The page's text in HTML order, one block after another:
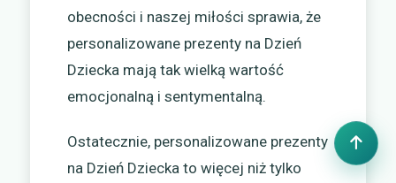
obecności i naszej miłości sprawia, że
personalizowane prezenty na Dzień
Dziecka mają tak wielką wartość
emocjonalną i sentymentalną.
Ostatecznie, personalizowane prezenty
na Dzień Dziecka to więcej niż tylko